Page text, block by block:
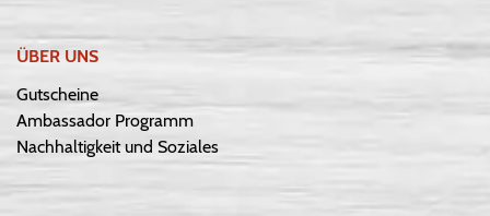
ÜBER UNS
Gutscheine
Ambassador Programm
Nachhaltigkeit und Soziales